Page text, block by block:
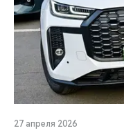
27 апреля 2026